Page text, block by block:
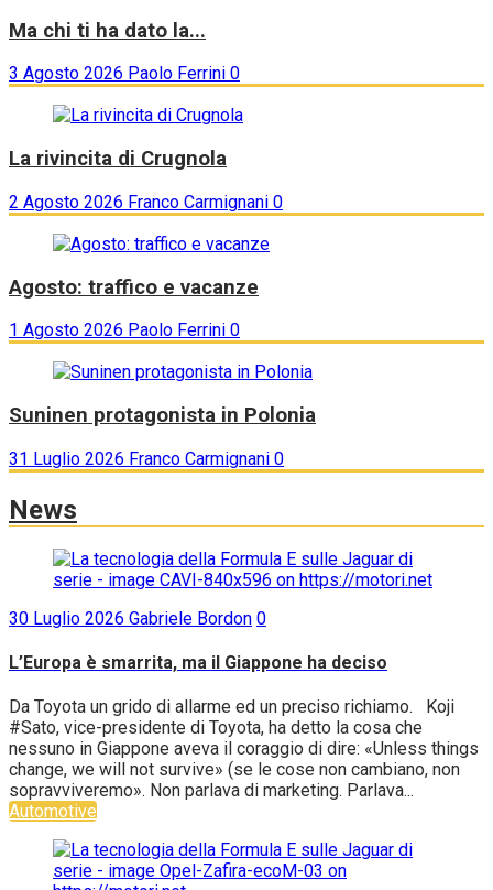
Ma chi ti ha dato la...
3 Agosto 2026 Paolo Ferrini 0
La rivincita di Crugnola
2 Agosto 2026 Franco Carmignani 0
Agosto: traffico e vacanze
1 Agosto 2026 Paolo Ferrini 0
Suninen protagonista in Polonia
31 Luglio 2026 Franco Carmignani 0
News
30 Luglio 2026 Gabriele Bordon 0
L’Europa è smarrita, ma il Giappone ha deciso
Da Toyota un grido di allarme ed un preciso richiamo. Koji
#Sato, vice-presidente di Toyota, ha detto la cosa che
nessuno in Giappone aveva il coraggio di dire: «Unless things
change, we will not survive» (se le cose non cambiano, non
sopravviveremo». Non parlava di marketing. Parlava...
Automotive